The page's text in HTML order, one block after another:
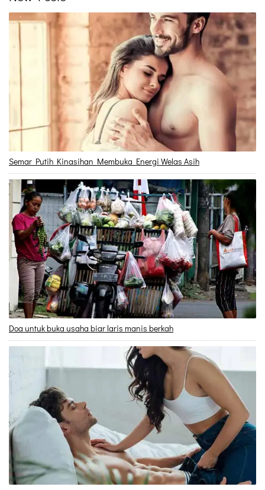
Semar Putih Kinasihan Membuka Energi Welas Asih
Doa untuk buka usaha biar laris manis berkah